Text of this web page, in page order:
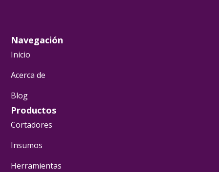
Navegación
Inicio
Acerca de
Blog
Productos
Cortadores
Insumos
Herramientas